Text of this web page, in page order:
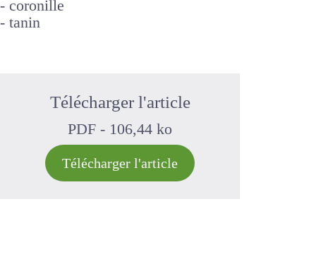
Mots-clés
- luzerne
protéine
coronille